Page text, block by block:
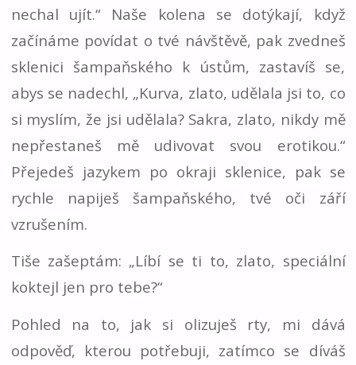
nechal ujít.“ Naše kolena se dotýkají, když
začínáme povídat o tvé návštěvě, pak zvedneš
sklenici šampaňského k ústům, zastavíš se,
abys se nadechl, „Kurva, zlato, udělala jsi to, co
si myslím, že jsi udělala? Sakra, zlato, nikdy mě
nepřestaneš mě udivovat svou erotikou.“
Přejedeš jazykem po okraji sklenice, pak se
rychle napiješ šampaňského, tvé oči září
vzrušením.
Tiše zašeptám: „Líbí se ti to, zlato, speciální
koktejl jen pro tebe?“
Pohled na to, jak si olizuješ rty, mi dává
odpověď, kterou potřebuji, zatímco se díváš